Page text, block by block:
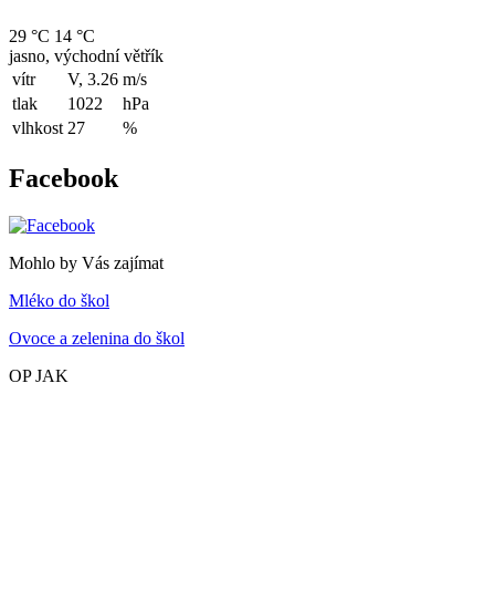
29 °C 14 °C
jasno, východní větřík
vítr
V, 3.26 m/s
tlak
1022
hPa
vlhkost 27 %
Facebook
Mohlo by Vás zajímat
Mléko do škol
Ovoce a zelenina do škol
OP JAK